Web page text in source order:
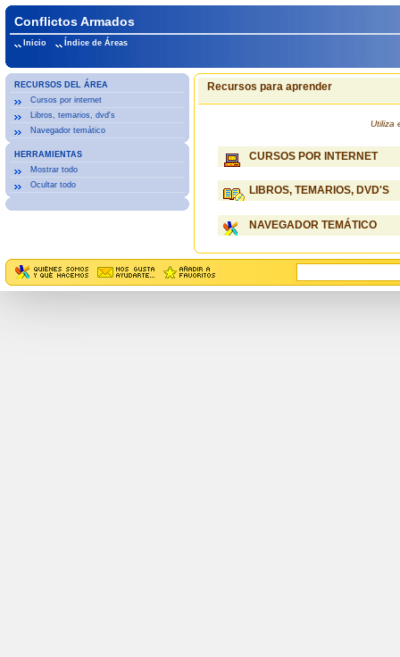
Conflictos Armados
Inicio Índice de Áreas
RECURSOS DEL ÁREA
Cursos por internet
Libros, temarios, dvd's
Navegador temático
HERRAMIENTAS
Mostrar todo
Ocultar todo
Recursos para aprender
Utiliza
CURSOS POR INTERNET
LIBROS, TEMARIOS, DVD'S
NAVEGADOR TEMÁTICO